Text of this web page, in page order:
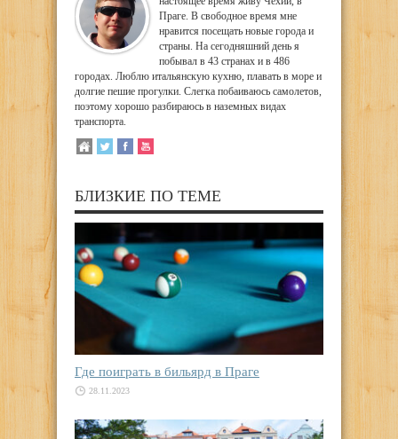
Праге. В свободное время мне
нравится посещать новые города и
страны. На сегодняшний день я
побывал в 43 странах и в 486
городах. Люблю итальянскую кухню, плавать в море и
долгие пешие прогулки. Слегка побаиваюсь самолетов,
поэтому хорошо разбираюсь в наземных видах
транспорта.
БЛИЗКИЕ ПО ТЕМЕ
Где поиграть в бильярд в Праге
28.11.2023